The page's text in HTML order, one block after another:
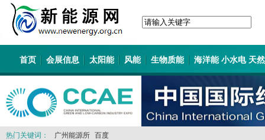
首页 会展信息 太阳能 风能 生物质能 海洋能 小水电 天
热门关键词： 广州能源所 百度